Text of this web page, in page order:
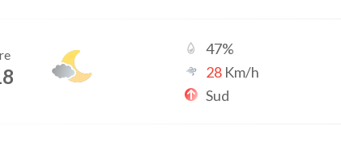
47%
28 Km/h
Sud